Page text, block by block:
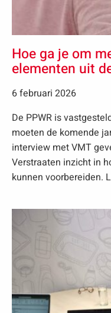
Hoe ga je om
elementen uit
6 februari 2026
De PPWR is
moeten de komende
interview met VMT
Verstraaten inzicht in
kunnen voorbereiden.